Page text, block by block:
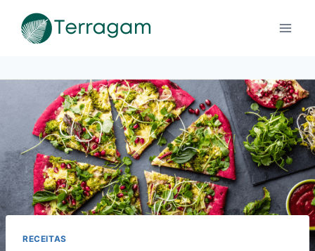
para
RECEITAS